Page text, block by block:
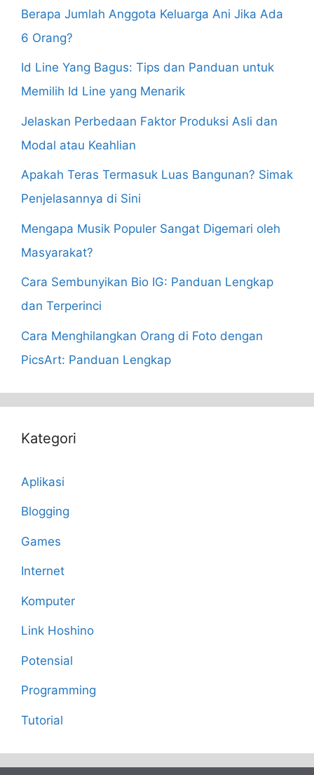
Berapa Jumlah Anggota Keluarga Ani Jika Ada
6 Orang?
Id Line Yang Bagus: Tips dan Panduan untuk
Memilih Id Line yang Menarik
Jelaskan Perbedaan Faktor Produksi Asli dan
Modal atau Keahlian
Apakah Teras Termasuk Luas Bangunan? Simak
Penjelasannya di Sini
Mengapa Musik Populer Sangat Digemari oleh
Masyarakat?
Cara Sembunyikan Bio IG: Panduan Lengkap
dan Terperinci
Cara Menghilangkan Orang di Foto dengan
PicsArt: Panduan Lengkap
Kategori
Aplikasi
Blogging
Games
Internet
Komputer
Link Hoshino
Potensial
Programming
Tutorial